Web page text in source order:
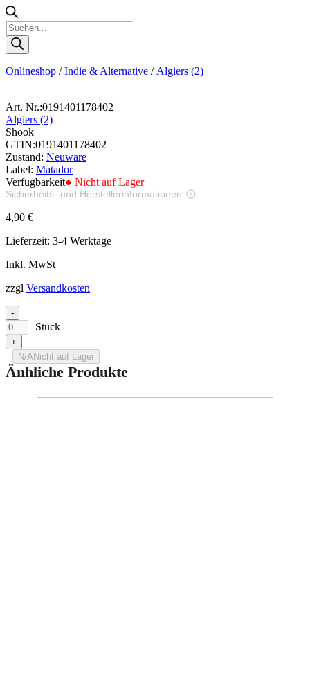
Products
search
Onlineshop /Indie & Alternative / Algiers (2)
Art. Nr.:0191401178402
Algiers (2)
Shook
GTIN:0191401178402
Zustand: Neuware
Label: Matador
Verfügbarkeit● Nicht auf Lager
Sicherheits- und Herstellerinformationen
4,90 €
Lieferzeit: 3-4 Werktage
Inkl. MwSt
zzgl Versandkosten
-
Stück
+
N/ANicht auf Lager
Änhliche Produkte